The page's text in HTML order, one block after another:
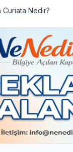
Curiata Nedir?